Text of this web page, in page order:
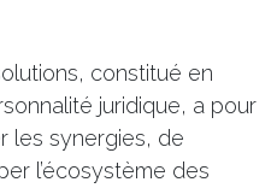
constitué en
juridique, a pour
les synergies, de
l’écosystème des